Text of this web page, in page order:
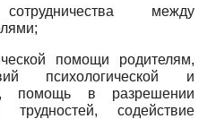
между
помощи родителям,
психологической и
помощь в разрешении
содействие